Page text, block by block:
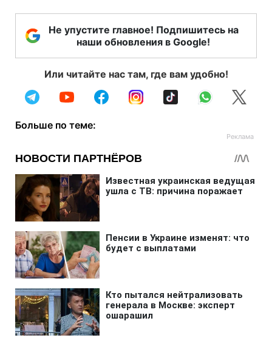
Не упустите главное! Подпишитесь на
наши обновления в Google!
Или читайте нас там, где вам удобно!
Больше по теме: